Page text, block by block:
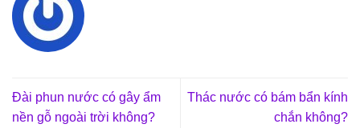
Đài phun nước có gây ẩm
nền gỗ ngoài trời không?
Thác nước có bám bẩn kính
chắn không?